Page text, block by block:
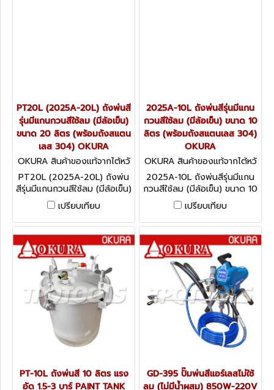
PT20L (2025A-20L) ถังพ่นสี
รุ่นมีแกนกวนสีใช้ลม (มีล้อเข็น)
ขนาด 20 ลิตร (พร้อมถังสแตน
เลส 304) OKURA
OKURA สินค้าของแท้จากไต้หวั
น PT20L (2025A-20L)
PT20L (2025A-20L) ถังพ่น
สีรุ่นมีแกนกวนสีใช้ลม (มีล้อเข็น)
ขนาด 20 ลิตร (พร้อมถังสแตน
เลส 304) OKURA
เปรียบเทียบ
2025A-10L ถังพ่นสีรุ่นมีแกน
กวนสีใช้ลม (มีล้อเข็น) ขนาด 10
ลิตร (พร้อมถังสแตนเลส 304)
OKURA
OKURA สินค้าของแท้จากไต้หวั
น 2025A-10L
2025A-10L ถังพ่นสีรุ่นมีแกน
กวนสีใช้ลม (มีล้อเข็น) ขนาด 10
ลิตร (พร้อมถังสแตนเลส 304)
OKURA
เปรียบเทียบ
PT-10L ถังพ่นสี 10 ลิตร แรง
อัด 1.5-3 บาร์ PAINT TANK
GD-395 ปั๊มพ่นสีแอร์เลสไม่ใช้
ลม (ไม่มีน้ำผสม) 850W-220V